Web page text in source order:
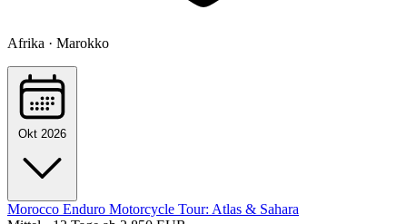
Afrika · Marokko
Okt 2026
Morocco Enduro Motorcycle Tour: Atlas & Sahara